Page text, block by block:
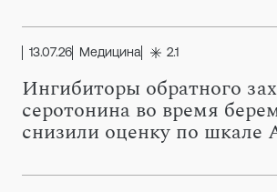
13.07.26 Медицина 2.1
Ингибиторы обратного
серотонина во время
снизили оценку по шкале